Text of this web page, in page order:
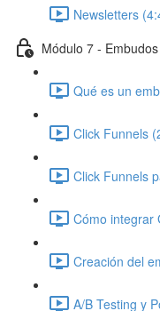
Newsletters
Módulo 7 -
Qué es un
Click Funnels
Click Funnels
Cómo integrar
Creación del
A/B Testing y